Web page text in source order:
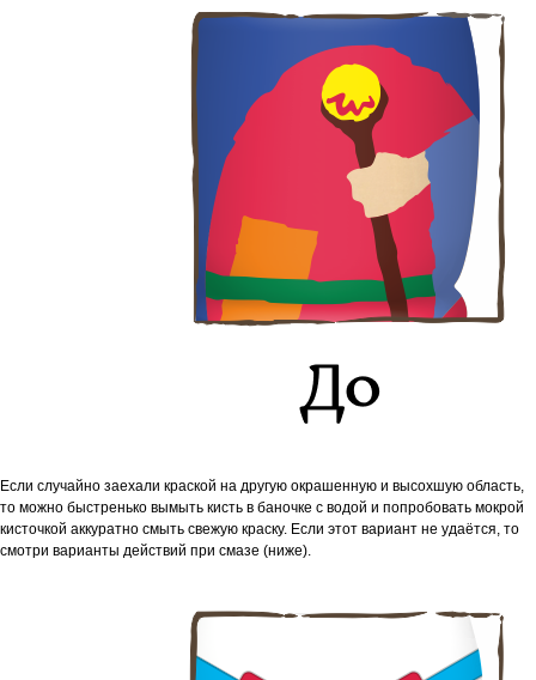
Если случайно заехали краской на другую окрашенную и высохшую область,
то можно быстренько вымыть кисть в баночке с водой и попробовать мокрой
кисточкой аккуратно смыть свежую краску. Если этот вариант не удаётся, то
смотри варианты действий при смазе (ниже).